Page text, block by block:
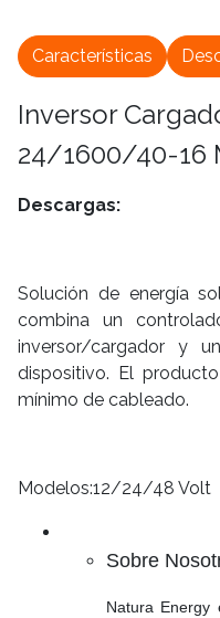
Inversor
24/1600/40-16
Descargas:
Solución de energía
combina un
inversor/cargador y
dispositivo. El
mínimo de cableado.
Modelos:12/24/48 Volt
Sobre
Natura
Características